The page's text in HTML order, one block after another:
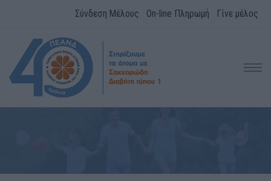
Σύνδεση Μέλους On-line Πληρωμή Γίνε μέλος